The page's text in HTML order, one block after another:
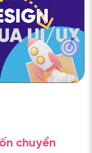
chuyển